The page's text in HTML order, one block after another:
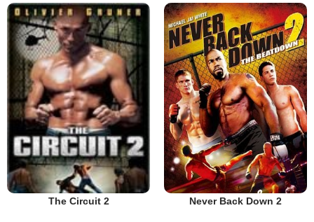
The Circuit 2 Never Back Down 2